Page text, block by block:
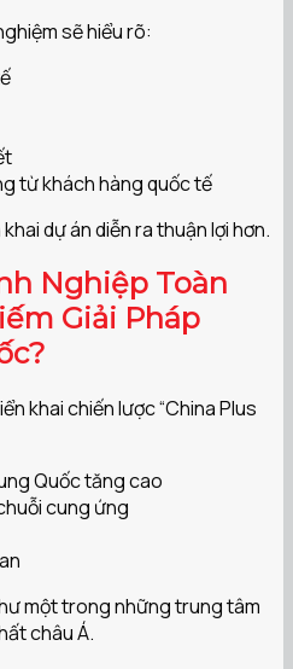
sẽ hiểu rõ:
từ khách hàng quốc tế
dự án diễn ra thuận lợi hơn.
Nghiệp Toàn
Giải Pháp
khai chiến lược “China Plus
Quốc tăng cao
cung ứng
một trong những trung tâm
châu Á.